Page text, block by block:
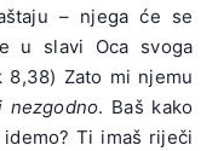
– njega će se
u slavi Oca svoga
8,38) Zato mi njemu
nezgodno. Baš kako
idemo? Ti imaš riječi